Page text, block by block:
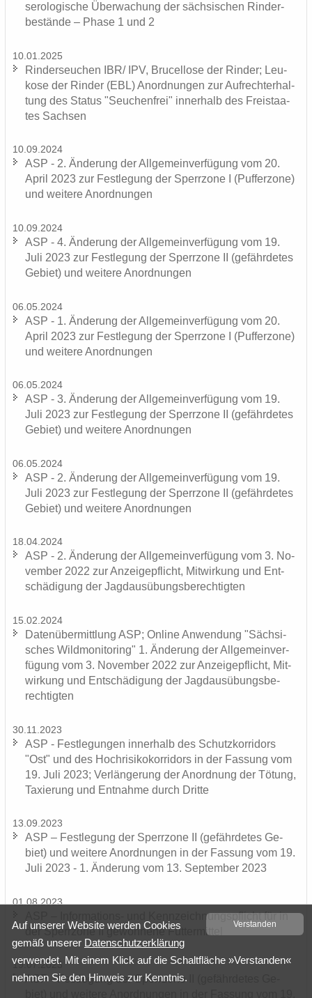
se­ro­lo­gi­sche Über­wa­chung der säch­si­schen Rin­der­
be­stän­de – Phase 1 und 2
10.01.2025
Rin­der­seu­chen IBR/ IPV, Bru­cel­lo­se der Rin­der; Leu­
ko­se der Rin­der (EBL) An­ord­nun­gen zur Auf­recht­erhal­
tung des Sta­tus "Seu­chen­frei" in­ner­halb des Frei­staa­
tes Sach­sen
10.09.2024
ASP - 2. Än­de­rung der All­ge­mein­ver­fü­gung vom 20.
April 2023 zur Fest­le­gung der Sperr­zo­ne I (Puf­fer­zo­ne)
und wei­te­re An­ord­nun­gen
10.09.2024
ASP - 4. Än­de­rung der All­ge­mein­ver­fü­gung vom 19.
Juli 2023 zur Fest­le­gung der Sperr­zo­ne II (ge­fähr­de­tes
Ge­biet) und wei­te­re An­ord­nun­gen
06.05.2024
ASP - 1. Än­de­rung der All­ge­mein­ver­fü­gung vom 20.
April 2023 zur Fest­le­gung der Sperr­zo­ne I (Puf­fer­zo­ne)
und wei­te­re An­ord­nun­gen
06.05.2024
ASP - 3. Än­de­rung der All­ge­mein­ver­fü­gung vom 19.
Juli 2023 zur Fest­le­gung der Sperr­zo­ne II (ge­fähr­de­tes
Ge­biet) und wei­te­re An­ord­nun­gen
06.05.2024
ASP - 2. Än­de­rung der All­ge­mein­ver­fü­gung vom 19.
Juli 2023 zur Fest­le­gung der Sperr­zo­ne II (ge­fähr­de­tes
Ge­biet) und wei­te­re An­ord­nun­gen
18.04.2024
ASP - 2. Än­de­rung der All­ge­mein­ver­fü­gung vom 3. No­
vem­ber 2022 zur An­zei­ge­pflicht, Mit­wir­kung und Ent­
schä­di­gung der Jagd­aus­übungs­be­rech­tig­ten
15.02.2024
Da­ten­über­mitt­lung ASP; On­line An­wen­dung "Säch­si­
sches Wild­mo­ni­to­ring" 1. Än­de­rung der All­ge­mein­ver­
fü­gung vom 3. No­vem­ber 2022 zur An­zei­ge­pflicht, Mit­
wir­kung und Ent­schä­di­gung der Jagd­aus­übungs­be­
rech­tig­ten
30.11.2023
ASP - Fest­le­gun­gen in­ner­halb des Schutz­kor­ri­dors
"Ost" und des Hoch­ri­si­ko­kor­ri­dors in der Fas­sung vom
19. Juli 2023; Ver­län­ge­rung der An­ord­nung der Tö­tung,
Ta­xie­rung und Ent­nah­me durch Drit­te
13.09.2023
ASP – Fest­le­gung der Sperr­zo­ne II (ge­fähr­de­tes Ge­
biet) und wei­te­re An­ord­nun­gen in der Fas­sung vom 19.
Juli 2023 - 1. Än­de­rung vom 13. Sep­tem­ber 2023
01.08.2023
ASP – Informations-​ und Kenn­zeich­nungs­pflicht für in
der Sperr­zo­ne II ge­won­ne­ne Fut­ter­mit­tel
19.07.2023
ASP - Fest­le­gung der Sperr­zo­ne II (ge­fähr­de­tes Ge­
Ver­stan­den
Auf un­se­rer Web­site wer­den Coo­kies
gemäß un­se­rer Da­ten­schutz­er­klä­rung
ver­wen­det. Mit einem Klick auf die Schalt­flä­che »Ver­stan­den«
neh­men Sie den Hin­weis zur Kennt­nis.